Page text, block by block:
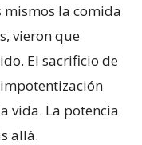
la comida
vieron que
El sacrificio de
vida. La potencia
allá.